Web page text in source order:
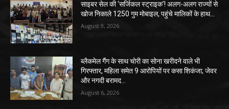
साइबर सेल की ‘सर्जिकल स्ट्राइक’! अलग-अलग राज्यों से
खोज निकाले 1250 गुम मोबाइल, पहुंचे मालिकों के हाथ…
August 9, 2026
ब्लैकमेल गैंग के साथ चोरी का सोना खरीदने वाले भी
गिरफ्तार, महिला समेत 9 आरोपियों पर कसा शिकंजा; जेवर
और नगदी बरामद…
August 6, 2026